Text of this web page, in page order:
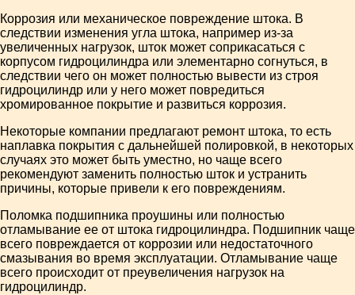
Коррозия или механическое повреждение штока. В
следствии изменения угла штока, например из-за
увеличенных нагрузок, шток может соприкасаться с
корпусом гидроцилиндра или элементарно согнуться, в
следствии чего он может полностью вывести из строя
гидроцилиндр или у него может повредиться
хромированное покрытие и развиться коррозия.
Некоторые компании предлагают ремонт штока, то есть
наплавка покрытия с дальнейшей полировкой, в некоторых
случаях это может быть уместно, но чаще всего
рекомендуют заменить полностью шток и устранить
причины, которые привели к его повреждениям.
Поломка подшипника проушины или полностью
отламывание ее от штока гидроцилиндра. Подшипник чаще
всего повреждается от коррозии или недостаточного
смазывания во время эксплуатации. Отламывание чаще
всего происходит от преувеличения нагрузок на
гидроцилиндр.